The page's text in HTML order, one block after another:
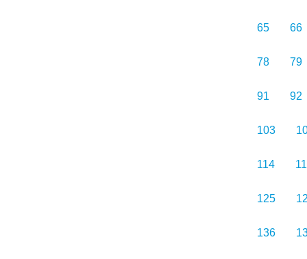
65 66
78 79
91 92
103
114
125
136